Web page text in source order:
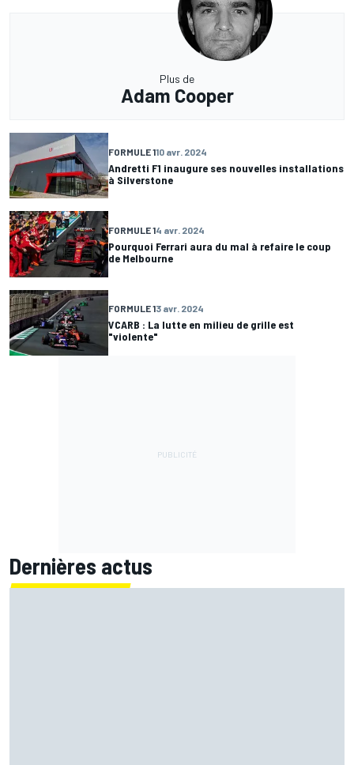
Plus de
Adam Cooper
FORMULE 110 avr. 2024
Andretti F1 inaugure ses nouvelles installations
à Silverstone
FORMULE 14 avr. 2024
Pourquoi Ferrari aura du mal à refaire le coup
de Melbourne
FORMULE 13 avr. 2024
VCARB : La lutte en milieu de grille est
"violente"
Dernières actus